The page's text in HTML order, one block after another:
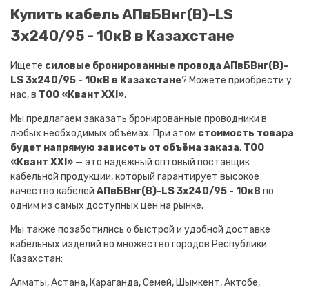
Купить кабель АПвБВнг(B)-LS
3х240/95 - 10кВ в Казахстане
Ищете силовые бронированные провода АПвБВнг(B)-
LS 3х240/95 - 10кВ в Казахстане? Можете приобрести у
нас, в ТОО «Квант XXI».
Мы предлагаем заказать бронированные проводники в
любых необходимых объёмах. При этом стоимость товара
будет напрямую зависеть от объёма заказа. ТОО
«Квант XXI» — это надёжный оптовый поставщик
кабельной продукции, который гарантирует высокое
качество кабелей АПвБВнг(B)-LS 3х240/95 - 10кВ по
одним из самых доступных цен на рынке.
Мы также позаботились о быстрой и удобной доставке
кабельных изделий во множество городов Республики
Казахстан:
Алматы, Астана, Караганда, Семей, Шымкент, Актобе,